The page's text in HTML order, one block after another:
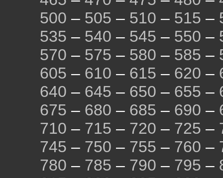
500 – 505 – 510 – 515 –
535 – 540 – 545 – 550 –
570 – 575 – 580 – 585 –
605 – 610 – 615 – 620 –
640 – 645 – 650 – 655 –
675 – 680 – 685 – 690 –
710 – 715 – 720 – 725 –
745 – 750 – 755 – 760 –
780 – 785 – 790 – 795 –